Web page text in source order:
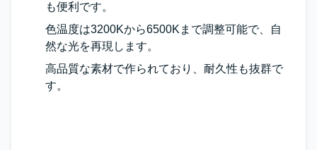
も便利です。
色温度は3200Kから6500Kまで調整可能で、自
然な光を再現します。
高品質な素材で作られており、耐久性も抜群で
す。